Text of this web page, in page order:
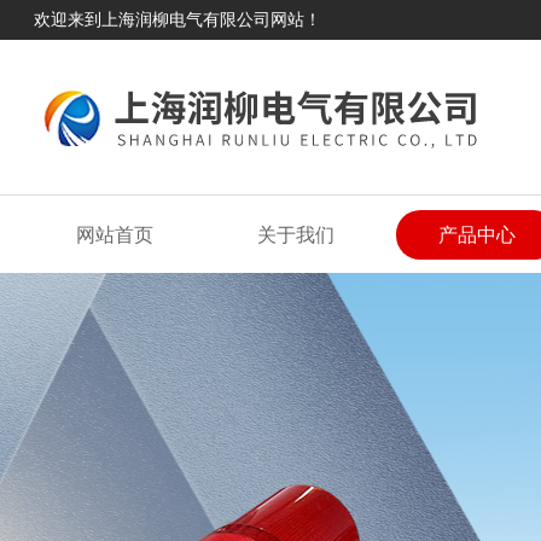
欢迎来到上海润柳电气有限公司网站！
网站首页 关于我们 产品中心